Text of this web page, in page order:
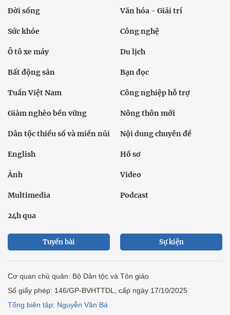
Đời sống Văn hóa - Giải trí
Sức khỏe Công nghệ
Ô tô xe máy Du lịch
Bất động sản Bạn đọc
Tuần Việt Nam Công nghiệp hỗ trợ
Giảm nghèo bền vững Nông thôn mới
Dân tộc thiểu số và miền núi Nội dung chuyên đề
English Hồ sơ
Ảnh Video
Multimedia Podcast
24h qua
Tuyến bài Sự kiện
Cơ quan chủ quản: Bộ Dân tộc và Tôn giáo
Số giấy phép: 146/GP-BVHTTDL, cấp ngày 17/10/2025
Tổng biên tập: Nguyễn Văn Bá